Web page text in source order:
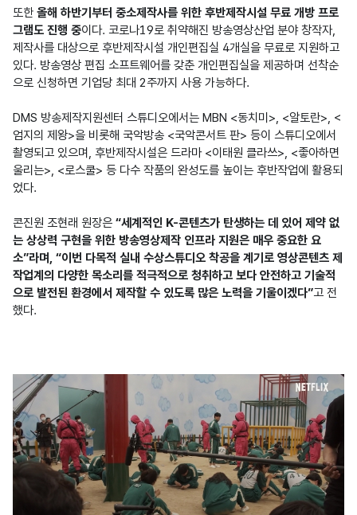
또한 올해 하반기부터 중소제작사를 위한 후반제작시설 무료 개방 프로
그램도 진행 중이다. 코로나19로 취약해진 방송영상산업 분야 창작자,
제작사를 대상으로 후반제작시설 개인편집실 4개실을 무료로 지원하고
있다. 방송영상 편집 소프트웨어를 갖춘 개인편집실을 제공하며 선착순
으로 신청하면 기업당 최대 2주까지 사용 가능하다.
DMS 방송제작지원센터 스튜디오에서는 MBN <동치미>, <알토란>, <
엄지의 제왕>을 비롯해 국악방송 <국악콘서트 판> 등이 스튜디오에서
촬영되고 있으며, 후반제작시설은 드라마 <이태원 클라쓰>, <좋아하면
울리는>, <로스쿨> 등 다수 작품의 완성도를 높이는 후반작업에 활용되
었다.
콘진원 조현래 원장은 “세계적인 K-콘텐츠가 탄생하는 데 있어 제약 없
는 상상력 구현을 위한 방송영상제작 인프라 지원은 매우 중요한 요
소”라며, “이번 다목적 실내 수상스튜디오 착공을 계기로 영상콘텐츠 제
작업계의 다양한 목소리를 적극적으로 청취하고 보다 안전하고 기술적
으로 발전된 환경에서 제작할 수 있도록 많은 노력을 기울이겠다”고 전
했다.